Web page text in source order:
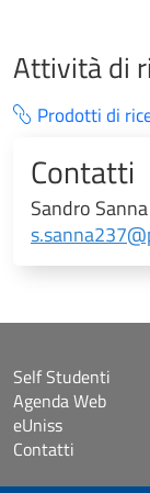
Attività di
Prodotti di
Contatti
Sandro Sanna
Self Studenti
Agenda Web
eUniss
Contatti